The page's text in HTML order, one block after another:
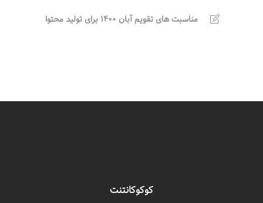
مناسبت های تقویم آبان 1400 برای تولید محتوا
کوکوکانتنت